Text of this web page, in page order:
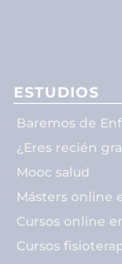
ESTUDIOS
Baremos de
¿Eres recién
Mooc salud
Másters online
Cursos online
Cursos